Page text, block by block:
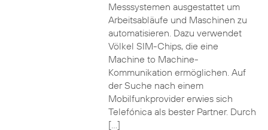
Messsystemen ausgestattet um
Arbeitsabläufe und Maschinen zu
automatisieren. Dazu verwendet
Völkel SIM-Chips, die eine
Machine to Machine-
Kommunikation ermöglichen. Auf
der Suche nach einem
Mobilfunkprovider erwies sich
Telefónica als bester Partner. Durch
[…]